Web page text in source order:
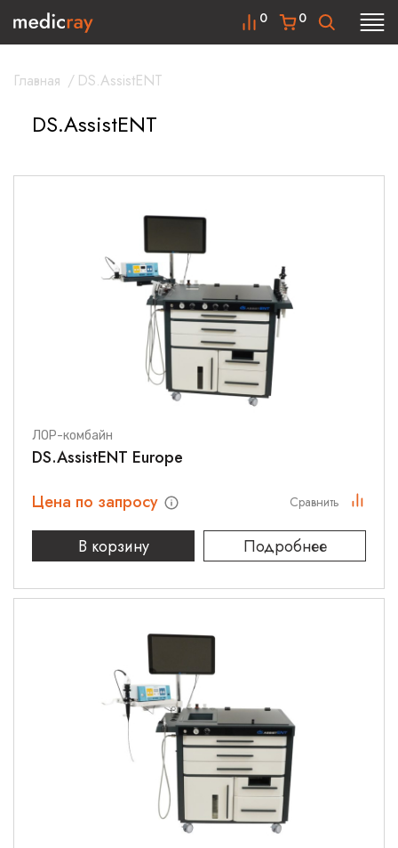
0
0
Главная / DS.AssistENT
DS.AssistENT
ЛОР-комбайн
DS.AssistENT Europe
Цена по запросу
В корзину
Подробнее
Сравнить